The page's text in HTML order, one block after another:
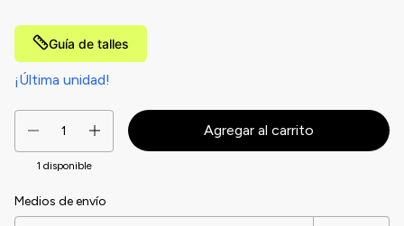
Guía de talles
¡Última unidad!
1 disponible
Entregas para el CP:
Medios de envío